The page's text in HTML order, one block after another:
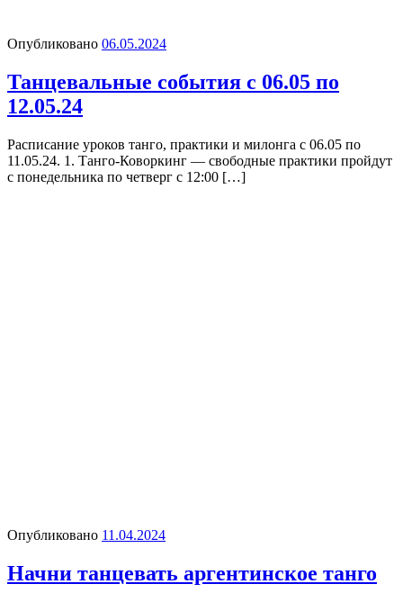
Опубликовано 06.05.2024
Танцевальные события с 06.05 по
12.05.24
Расписание уроков танго, практики и милонга с 06.05 по
11.05.24. 1. Танго-Коворкинг — свободные практики пройдут
с понедельника по четверг с 12:00 […]
Опубликовано 11.04.2024
Начни танцевать аргентинское танго